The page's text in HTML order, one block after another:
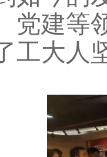
党建等
工大人